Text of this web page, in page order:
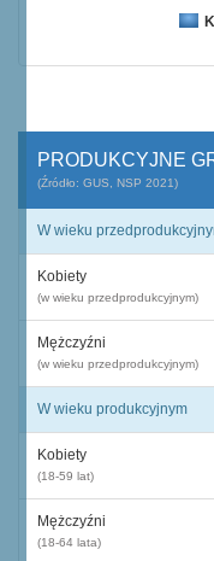
PRODUKCYJNE
(Źródło: GUS, NSP 2021)
W wieku
Kobiety
(w wieku przedprodukcyjnym)
Mężczyźni
(w wieku przedprodukcyjnym)
W wieku produkcyjnym
Kobiety
(18-59 lat)
Mężczyźni
(18-64 lata)